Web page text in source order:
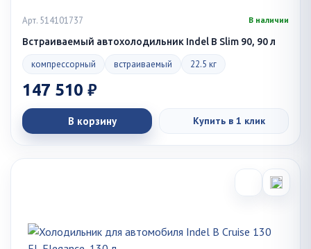
Арт. 514101737 В наличии
Встраиваемый автохолодильник Indel B Slim 90, 90 л
компрессорный встраиваемый 22.5 кг
147 510 ₽
В корзину Купить в 1 клик